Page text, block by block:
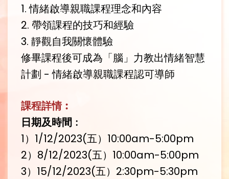
1. 情緒啟導親職課程理念和內容
2. 帶領課程的技巧和經驗
3. 靜觀自我關懷體驗
修畢課程後可成為「腦」力教出情緒智慧
計劃 - 情緒啟導親職課程認可導師
課程詳情︰
日期及時間 ︰
1）1/12/2023(五）10:00am-5:00pm
2）8/12/2023(五）10:00am-5:00pm
3）15/12/2023(五）2:30pm-5:30pm